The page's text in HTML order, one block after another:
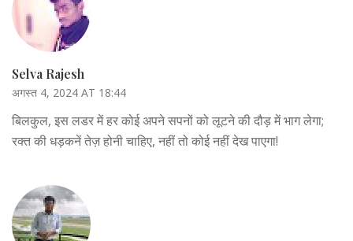
Selva Rajesh
अगस्त 4, 2024 AT 18:44
बिलकुल, इस लडर में हर कोई अपने सपनों को लूटने की दौड़ में भाग लेगा;
रक्त की धड़कनें तेज़ होनी चाहिए, नहीं तो कोई नहीं देख पाएगा!